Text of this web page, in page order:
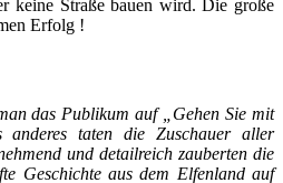
keine Straße bauen wird. Die große
Erfolg !
das Publikum auf „Gehen Sie mit
taten die Zuschauer aller
und detailreich zauberten die
Geschichte aus dem Elfenland auf